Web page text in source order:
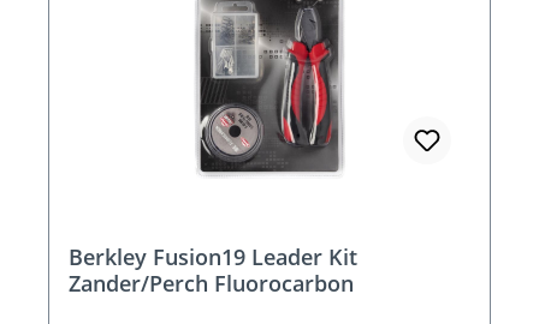
Berkley Fusion19 Leader Kit
Zander/Perch Fluorocarbon